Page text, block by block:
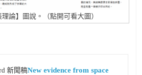
理論】圖說。（點開可看大圖）
新聞稿New evidence from space